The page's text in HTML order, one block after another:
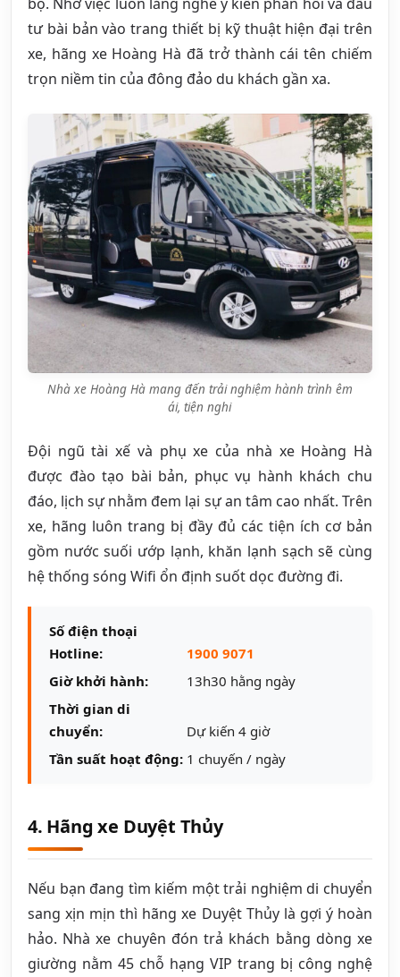
tư bài bản vào trang thiết bị kỹ thuật hiện đại trên
xe, hãng xe Hoàng Hà đã trở thành cái tên chiếm
trọn niềm tin của đông đảo du khách gần xa.
Nhà xe Hoàng Hà mang đến trải nghiệm hành trình êm
ái, tiện nghi
Đội ngũ tài xế và phụ xe của nhà xe Hoàng Hà
được đào tạo bài bản, phục vụ hành khách chu
đáo, lịch sự nhằm đem lại sự an tâm cao nhất. Trên
xe, hãng luôn trang bị đầy đủ các tiện ích cơ bản
gồm nước suối ướp lạnh, khăn lạnh sạch sẽ cùng
hệ thống sóng Wifi ổn định suốt dọc đường đi.
Số điện thoại
Hotline:
1900 9071
Giờ khởi hành:
13h30 hằng ngày
Thời gian di
chuyển:
Dự kiến 4 giờ
Tần suất hoạt động: 1 chuyến / ngày
4. Hãng xe Duyệt Thủy
Nếu bạn đang tìm kiếm một trải nghiệm di chuyển
sang xịn mịn thì hãng xe Duyệt Thủy là gợi ý hoàn
hảo. Nhà xe chuyên đón trả khách bằng dòng xe
giường nằm 45 chỗ hạng VIP trang bị công nghệ